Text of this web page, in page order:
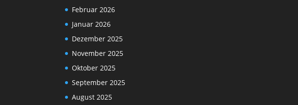
Februar 2026
Januar 2026
Dezember 2025
November 2025
Oktober 2025
September 2025
August 2025